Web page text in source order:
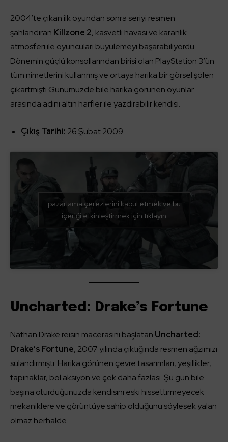
2004’te çıkan ilk oyundan sonra seriyi resmen
şahlandıran Killzone 2, kasvetli havası ve karanlık
atmosferi ile oyuncuları büyülemeyi başarabiliyordu.
Dönemin güçlü konsollarından birisi olan PlayStation 3’ün
tüm nimetlerini kullanmış ve ortaya harika bir görsel şölen
çıkartmıştı Günümüzde bile harika görünen oyunlar
arasında adını altın harfler ile yazdırabilir kendisi.
Çıkış Tarihi: 26 Şubat 2009
pazarlama çerezlerini kabul etmek ve bu
içeriği etkinleştirmek için tıklayın
Uncharted: Drake’s Fortune
Nathan Drake reisin macerasını başlatan Uncharted:
Drake’s Fortune, 2007 yılında çıktığında resmen ağzımızı
sulandırmıştı. Harika görünen çevre tasarımları, yeşillikler,
tapınaklar, bol aksiyon ve çok daha fazlası. Şu gün bile
başına oturduğunuzda kendisini eski hissettirmeyecek
mekaniklere ve görüntüye sahip olduğunu söylesek yalan
olmaz herhalde.